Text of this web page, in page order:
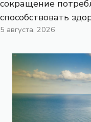
сокращение
способствовать
5 августа, 2026